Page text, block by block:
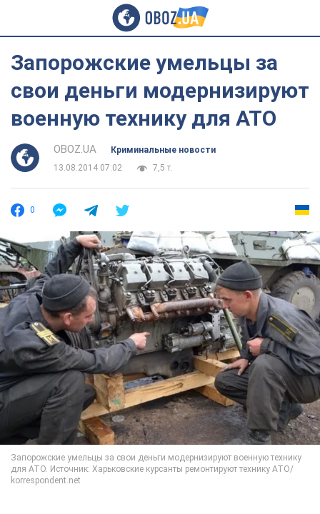
Запорожские умельцы за
свои деньги модернизируют
военную технику для АТО
OBOZ.UA
Криминальные новости
13.08.2014 07:02
7,5 т.
0